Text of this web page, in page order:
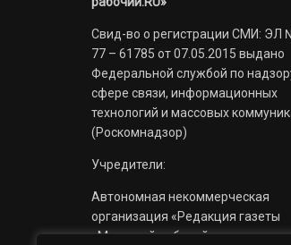
Свид-во о регистрации СМИ: ЭЛ
77 – 61785 от 07.05.2015 выдано
Федеральной службой по
сфере связи, информационных
технологий и массовых
(Роскомнадзор)
Учредители:
Автономная некоммерческая
организация «Редакция газеты
«Миасский рабочий»;